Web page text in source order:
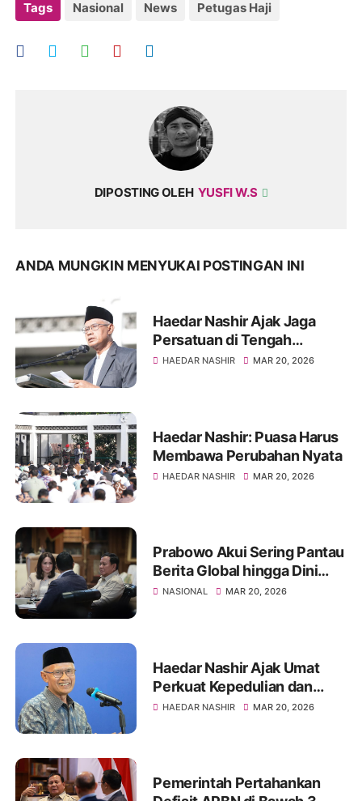
Tags Nasional News Petugas Haji
DIPOSTING OLEH YUSFI W.S
ANDA MUNGKIN MENYUKAI POSTINGAN INI
Haedar Nashir Ajak Jaga
Persatuan di Tengah
Perbedaan Idulfitri
HAEDAR NASHIR MAR 20, 2026
Haedar Nashir: Puasa Harus
Membawa Perubahan Nyata
HAEDAR NASHIR MAR 20, 2026
Prabowo Akui Sering Pantau
Berita Global hingga Dini
Hari
NASIONAL MAR 20, 2026
Haedar Nashir Ajak Umat
Perkuat Kepedulian dan
Persaudaraan di Idulfitri
HAEDAR NASHIR MAR 20, 2026
Pemerintah Pertahankan